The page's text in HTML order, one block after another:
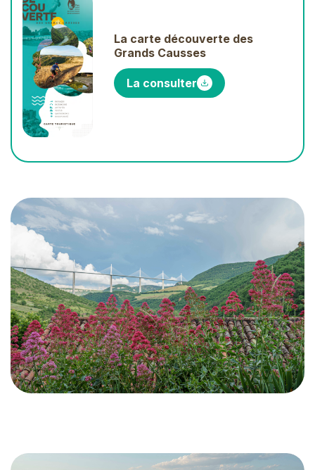
La carte découverte des
Grands Causses
La consulter